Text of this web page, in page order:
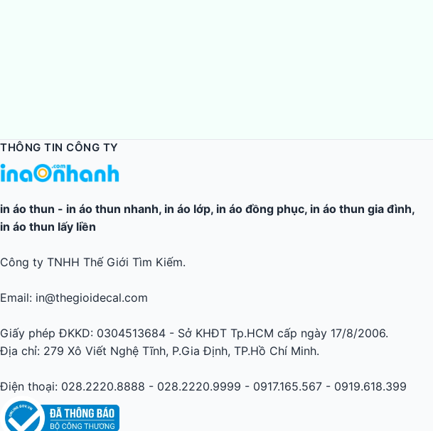
THÔNG TIN CÔNG TY
in áo thun - in áo thun nhanh, in áo lớp, in áo đồng phục, in áo thun gia đình,
in áo thun lấy liền
Công ty TNHH Thế Giới Tìm Kiếm.
Email: in@thegioidecal.com
Giấy phép ĐKKD: 0304513684 - Sở KHĐT Tp.HCM cấp ngày 17/8/2006.
Địa chỉ: 279 Xô Viết Nghệ Tĩnh, P.Gia Định, TP.Hồ Chí Minh.
Điện thoại: 028.2220.8888 - 028.2220.9999 - 0917.165.567 - 0919.618.399